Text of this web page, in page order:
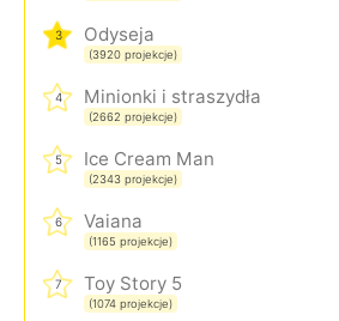
3 Odyseja
(3920 projekcje)
4 Minionki i straszydła
(2662 projekcje)
5 Ice Cream Man
(2343 projekcje)
6 Vaiana
(1165 projekcje)
7 Toy Story 5
(1074 projekcje)